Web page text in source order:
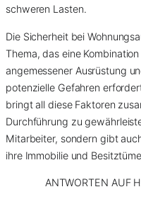
schweren Lasten.
Die Sicherheit bei
Thema, das eine
angemessener Ausrüstung
potenzielle Gefahren
bringt all diese Faktoren
Durchführung zu
Mitarbeiter, sondern gibt
ihre Immobilie und
ANTWORTEN AUF